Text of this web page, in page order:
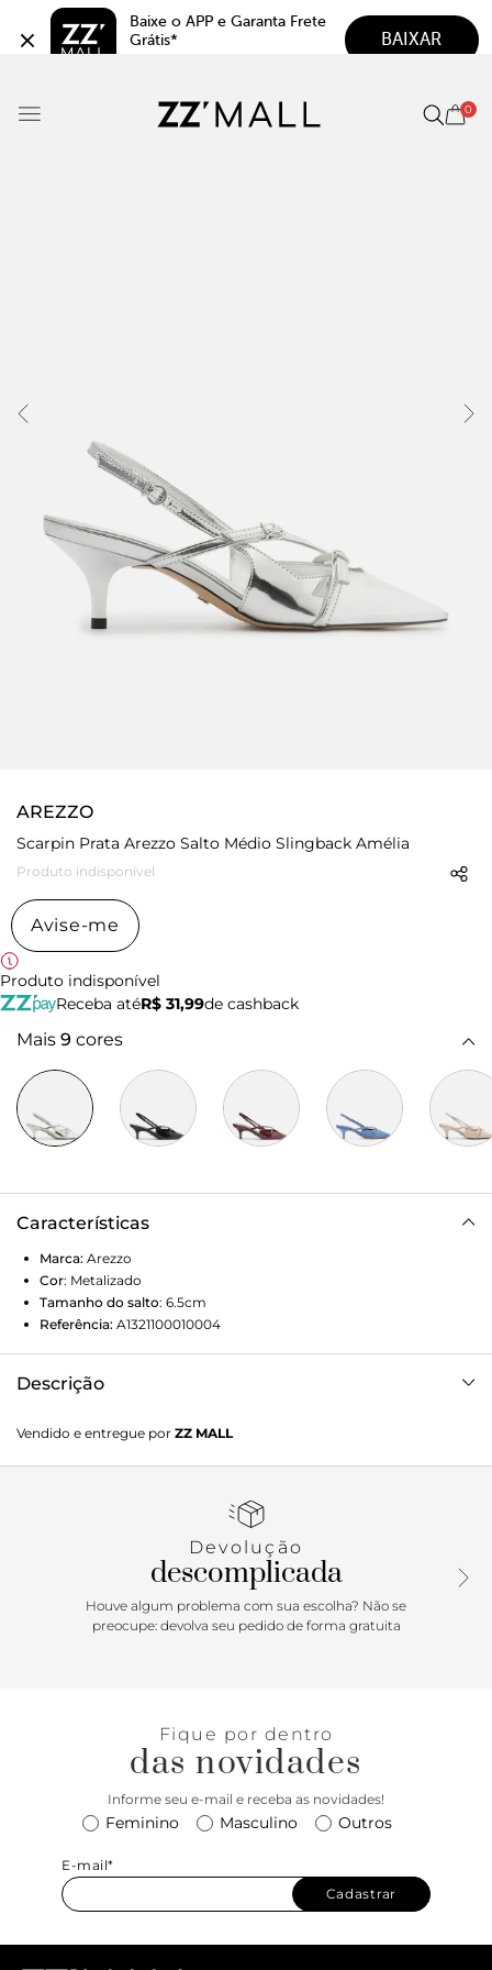
Baixe o APP e Garanta Frete
Grátis*
BAIXAR
0
AREZZO
Scarpin Prata Arezzo Salto Médio Slingback Amélia
Produto indisponível
Avise-me
Produto indisponível
Receba atéR$ 31,99de cashback
Mais 9 cores
Características
Marca: Arezzo
Cor: Metalizado
Tamanho do salto: 6.5cm
Referência: A1321100010004
Descrição
Aberto, traz recorte geométrico no cabedal. Possui tira fina
conectada ao cabedal, que segue pelas laterais, contorna o
afiveladas sobre o peito do pé, sendo uma na diagonal.
marca. Exibe todo o peito do pé e parte traseira.
Vendido e entregue por ZZ MALL
Devolução
descomplicada
Houve algum problema com sua escolha? Não se
preocupe: devolva seu pedido de forma gratuita
Fique por dentro
das novidades
Informe seu e-mail e receba as novidades!
Feminino Masculino Outros
E-mail*
Cadastrar